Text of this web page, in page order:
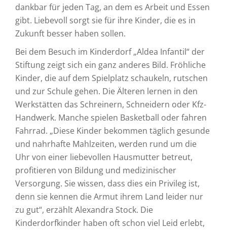
dankbar für jeden Tag, an dem es Arbeit und Essen
gibt. Liebevoll sorgt sie für ihre Kinder, die es in
Zukunft besser haben sollen.
Bei dem Besuch im Kinderdorf „Aldea Infantil“ der
Stiftung zeigt sich ein ganz anderes Bild. Fröhliche
Kinder, die auf dem Spielplatz schaukeln, rutschen
und zur Schule gehen. Die Älteren lernen in den
Werkstätten das Schreinern, Schneidern oder Kfz-
Handwerk. Manche spielen Basketball oder fahren
Fahrrad. „Diese Kinder bekommen täglich gesunde
und nahrhafte Mahlzeiten, werden rund um die
Uhr von einer liebevollen Hausmutter betreut,
profitieren von Bildung und medizinischer
Versorgung. Sie wissen, dass dies ein Privileg ist,
denn sie kennen die Armut ihrem Land leider nur
zu gut“, erzählt Alexandra Stock. Die
Kinderdorfkinder haben oft schon viel Leid erlebt,